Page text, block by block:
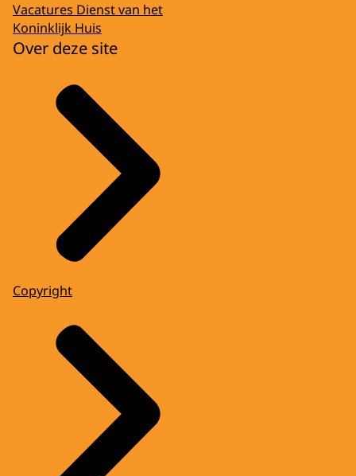
Vacatures Dienst van het
Koninklijk Huis
Over deze site
Copyright